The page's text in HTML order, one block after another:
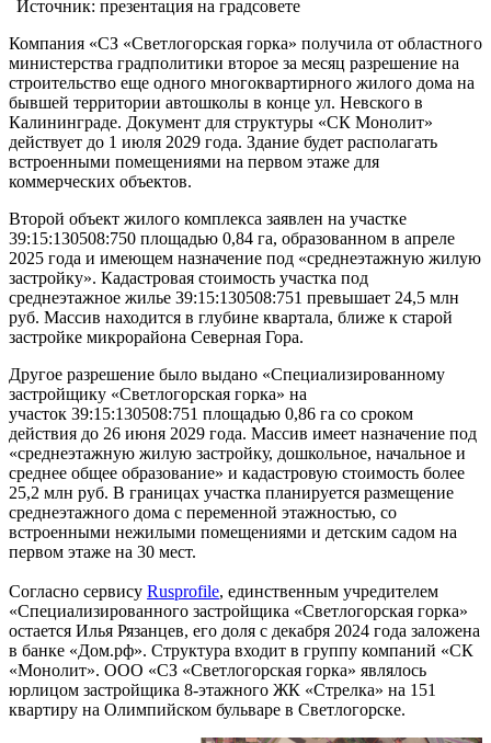
Источник: презентация на градсовете
Компания «СЗ «Светлогорская горка» получила от областного
министерства градполитики второе за месяц разрешение на
строительство еще одного многоквартирного жилого дома на
бывшей территории автошколы в конце ул. Невского в
Калининграде. Документ для структуры «СК Монолит»
действует до 1 июля 2029 года. Здание будет располагать
встроенными помещениями на первом этаже для
коммерческих объектов.
Второй объект жилого комплекса заявлен на участке
39:15:130508:750 площадью 0,84 га, образованном в апреле
2025 года и имеющем назначение под «среднеэтажную жилую
застройку». Кадастровая стоимость участка под
среднеэтажное жилье 39:15:130508:751 превышает 24,5 млн
руб. Массив находится в глубине квартала, ближе к старой
застройке микрорайона Северная Гора.
Другое разрешение было выдано «Специализированному
застройщику «Светлогорская горка» на
участок 39:15:130508:751 площадью 0,86 га со сроком
действия до 26 июня 2029 года. Массив имеет назначение под
«среднеэтажную жилую застройку, дошкольное, начальное и
среднее общее образование» и кадастровую стоимость более
25,2 млн руб. В границах участка планируется размещение
среднеэтажного дома с переменной этажностью, со
встроенными нежилыми помещениями и детским садом на
первом этаже на 30 мест.
Согласно сервису Rusprofile, единственным учредителем
«Специализированного застройщика «Светлогорская горка»
остается Илья Рязанцев, его доля с декабря 2024 года заложена
в банке «Дом.рф». Структура входит в группу компаний «СК
«Монолит». ООО «СЗ «Светлогорская горка» являлось
юрлицом застройщика 8-этажного ЖК «Стрелка» на 151
квартиру на Олимпийском бульваре в Светлогорске.